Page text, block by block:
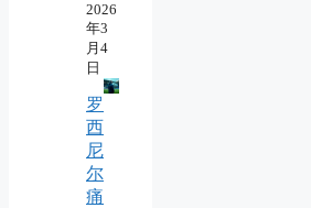
2026
年3
月4
日
罗
西
尼
尔
痛